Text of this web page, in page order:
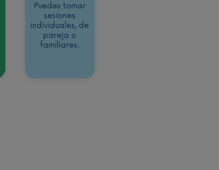
Puedes tomar
sesiones
individuales, de
pareja o
familiares.